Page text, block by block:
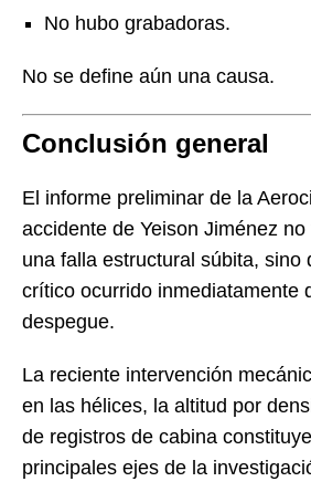
No hubo grabadoras.
No se define aún una causa.
Conclusión general
El informe preliminar de la
accidente de Yeison Jiménez
una falla estructural súbita, sino
crítico ocurrido inmediatamente
despegue.
La reciente intervención
en las hélices, la altitud por
de registros de cabina
principales ejes de la